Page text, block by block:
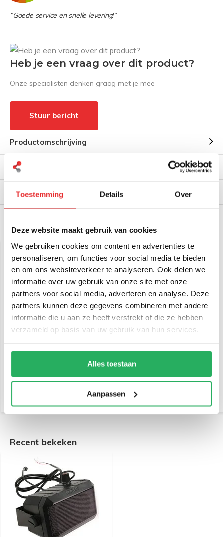
Toestemming Details Over
Deze website maakt gebruik van cookies
We gebruiken cookies om content en advertenties te
personaliseren, om functies voor social media te bieden
en om ons websiteverkeer te analyseren. Ook delen we
informatie over uw gebruik van onze site met onze
partners voor social media, adverteren en analyse. Deze
partners kunnen deze gegevens combineren met andere
informatie die u aan ze heeft verstrekt of die ze hebben
verzameld op basis van uw gebruik van hun services.
Alles toestaan
Aanpassen
“Goede service en snelle levering!”
Heb je een vraag over dit product?
Onze specialisten denken graag met je mee
Stuur bericht
Productomschrijving
Reviews
Verzendinformatie
Gerelateerde producten
RAM Mount Standard
Bracket Adapter RAM-
€ 27,23 Excl. btw
RAM Mount Short RAM®
101-MIC1U
€ 24,95
€ 20,62 Excl. btw
Recent bekeken